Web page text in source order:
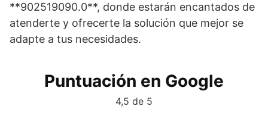
**902519090.0**, donde estarán encantados de
atenderte y ofrecerte la solución que mejor se
adapte a tus necesidades.
Puntuación en Google
4,5 de 5